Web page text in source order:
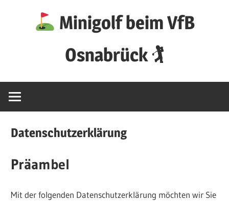
Minigolf beim VfB
Osnabrück 🏌
Datenschutzerklärung
Präambel
Mit der folgenden Datenschutzerklärung möchten wir Sie